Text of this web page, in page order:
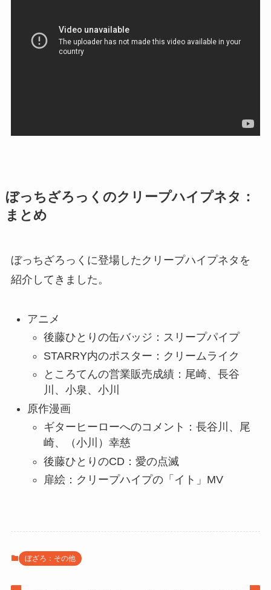
ぼっちざろっくのクリープハイプネタ：
まとめ
ぼっちざろっくに登場したクリープハイプネタを
紹介してきました。
アニメ
後藤ひとりの缶バッジ：スリープパイプ
STARRY内のポスター：クリームライク
ところてんの営業販売成績：尾崎、長谷
川、小泉、小川
原作漫画
ギターヒーローへのコメント：長谷川、尾
崎、（小川）幸慈
後藤ひとりのCD：愛の点滅
扉絵：クリープハイプの「イト」MV
ぼざろ：その他